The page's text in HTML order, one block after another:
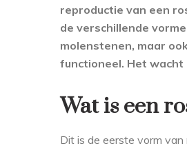
reproductie van een
de verschillende
molenstenen, maar
functioneel. Het wacht
Wat is een
Dit is de eerste vorm